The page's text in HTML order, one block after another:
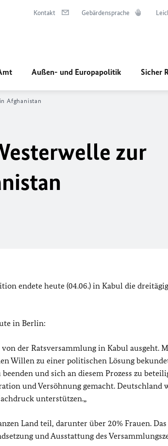
Kontakt Gebärdensprache
Außen- und Europapolitik Sicher
Afghanistan
zur
endete heute (04.06.) in Kabul die
in Berlin:
der Ratsversammlung in Kabul ausgeht.
Willen zu einer politischen Lösung
und sich an diesem Prozess zu
und Versöhnung gemacht. Deutschland
unterstützen.„
Land teil, darunter über 20% Frauen. Das
und Ausstattung des